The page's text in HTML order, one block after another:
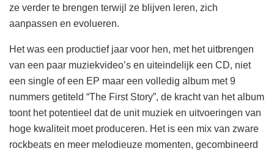
ze verder te brengen terwijl ze blijven leren, zich
aanpassen en evolueren.
Het was een productief jaar voor hen, met het uitbrengen
van een paar muziekvideo’s en uiteindelijk een CD, niet
een single of een EP maar een volledig album met 9
nummers getiteld “The First Story”, de kracht van het album
toont het potentieel dat de unit muziek en uitvoeringen van
hoge kwaliteit moet produceren. Het is een mix van zware
rockbeats en meer melodieuze momenten, gecombineerd